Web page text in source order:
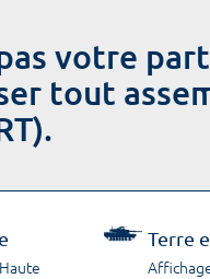
votre
tout
Terre